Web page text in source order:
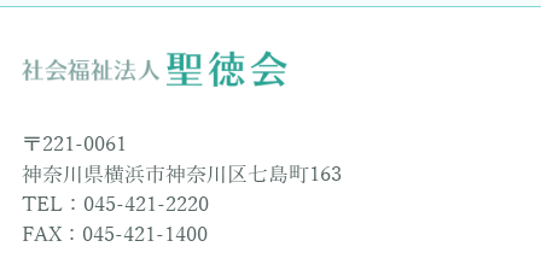
〒221-0061
神奈川県横浜市神奈川区七島町163
TEL：045-421-2220
FAX：045-421-1400